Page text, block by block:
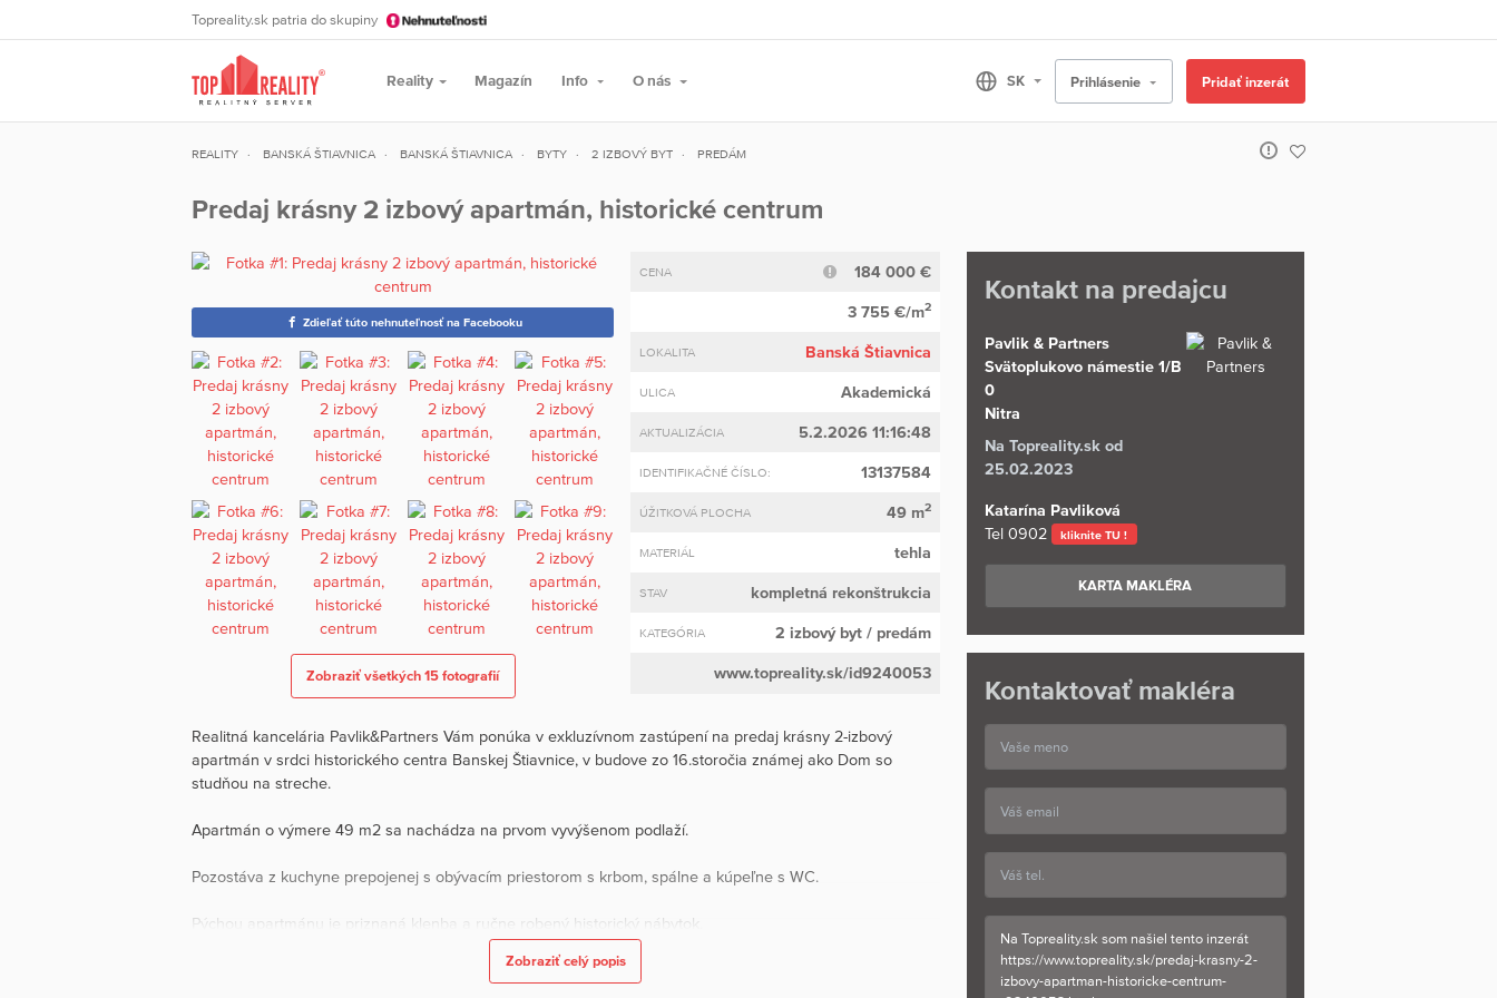
Topreality.sk patria do skupiny
Reality Magazín Info O nás Prihlásenie Pridať inzerát
REALITY BANSKÁ ŠTIAVNICA BANSKÁ ŠTIAVNICA BYTY 2 IZBOVÝ BYT PREDÁM
Predaj krásny 2 izbový apartmán, historické centrum
Zdieľať túto nehnuteľnosť na Facebooku
Zobraziť všetkých 15 fotografií
CENA 184 000 €
3 755 €/m2
LOKALITA Banská Štiavnica
ULICA Akademická
AKTUALIZÁCIA 5.2.2026 11:16:48
IDENTIFIKAČNÉ ČÍSLO: 13137584
ÚŽITKOVÁ PLOCHA 49 m2
MATERIÁL tehla
STAV kompletná rekonštrukcia
KATEGÓRIA 2 izbový byt/ predám
www.topreality.sk/id9240053
Realitná kancelária Pavlik&Partners Vám ponúka v exkluzívnom zastúpení na predaj krásny 2-izbový
apartmán v srdci historického centra Banskej Štiavnice, v budove zo 16.storočia známej ako Dom so
studňou na streche.
Apartmán o výmere 49 m2 sa nachádza na prvom vyvýšenom podlaží.
Pozostáva z kuchyne prepojenej s obývacím priestorom s krbom, spálne a kúpeľne s WC.
Pýchou apartmánu je priznaná klenba a ručne robený historický nábytok.
Apartmán je v cene plne zariadený a kvalitne vybavený (chladnička, varná doska, TV s internetom,
elektrický krb, radiátory s termostatom na diaľkové ovládanie).
Zobraziť celý popis
Kontakt na predajcu
Pavlik & Partners
Svätoplukovo námestie 1/B
0
Nitra
Na Topreality.sk od
25.02.2023
Katarína Pavliková
Tel0902 kliknite TU !
KARTA MAKLÉRA
Kontaktovať makléra